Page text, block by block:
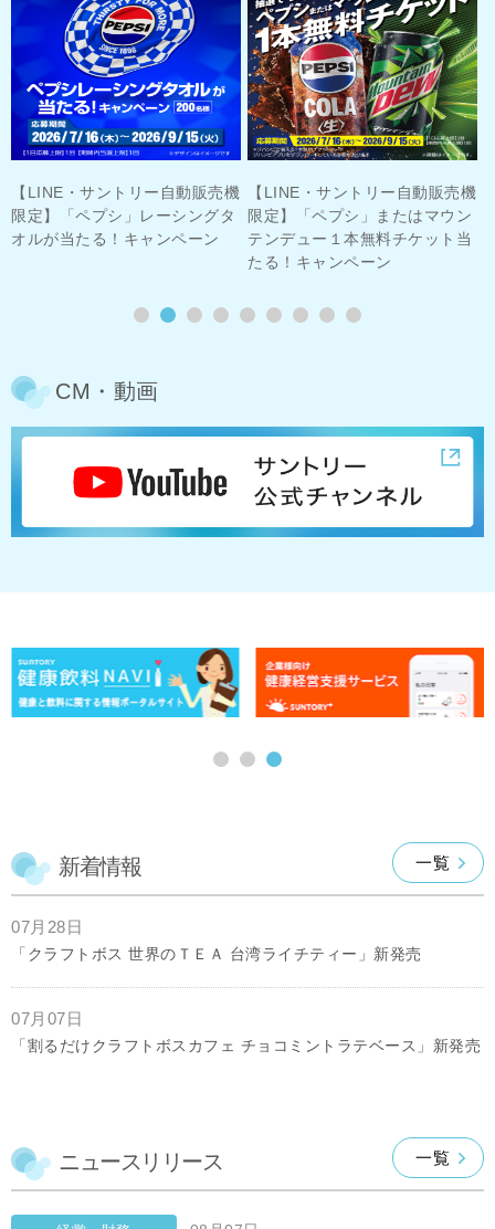
【LINE・サントリー自動販売機
限定】「ペプシ」レーシングタ
オルが当たる！キャンペーン
【LINE・サントリー自動販売機
限定】「ペプシ」またはマウン
テンデュー１本無料チケット当
たる！キャンペーン
CM・動画
新着情報 一覧
07月28日
「クラフトボス 世界のＴＥＡ 台湾ライチティー」新発売
07月07日
「割るだけクラフトボスカフェ チョコミントラテベース」新発売
ニュースリリース 一覧